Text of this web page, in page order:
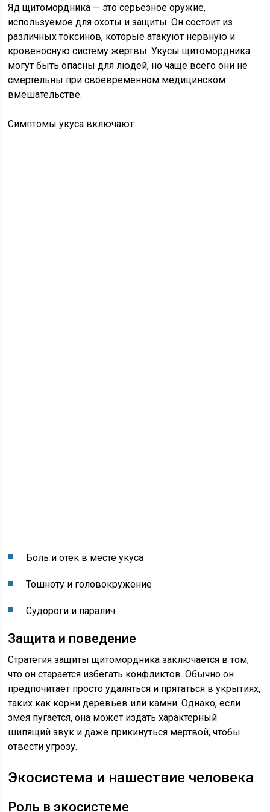
Яд щитомордника — это серьезное оружие,
используемое для охоты и защиты. Он состоит из
различных токсинов, которые атакуют нервную и
кровеносную систему жертвы. Укусы щитомордника
могут быть опасны для людей, но чаще всего они не
смертельны при своевременном медицинском
вмешательстве.
Симптомы укуса включают:
Боль и отек в месте укуса
Тошноту и головокружение
Судороги и паралич
Защита и поведение
Стратегия защиты щитомордника заключается в том,
что он старается избегать конфликтов. Обычно он
предпочитает просто удаляться и прятаться в укрытиях,
таких как корни деревьев или камни. Однако, если
змея пугается, она может издать характерный
шипящий звук и даже прикинуться мертвой, чтобы
отвести угрозу.
Экосистема и нашествие человека
Роль в экосистеме